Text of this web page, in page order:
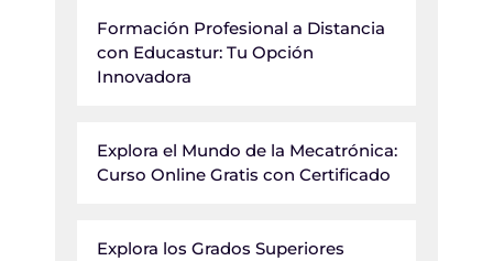
Formación Profesional a Distancia
con Educastur: Tu Opción
Innovadora
Explora el Mundo de la Mecatrónica:
Curso Online Gratis con Certificado
Explora los Grados Superiores